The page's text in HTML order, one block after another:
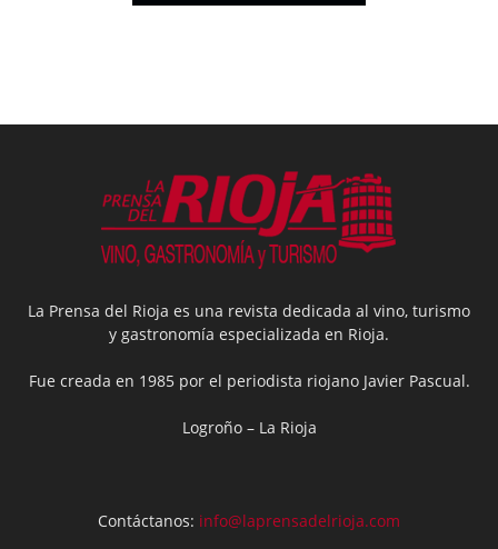
La Prensa del Rioja es una revista dedicada al vino, turismo
y gastronomía especializada en Rioja.
Fue creada en 1985 por el periodista riojano Javier Pascual.
Logroño – La Rioja
Contáctanos: info@laprensadelrioja.com